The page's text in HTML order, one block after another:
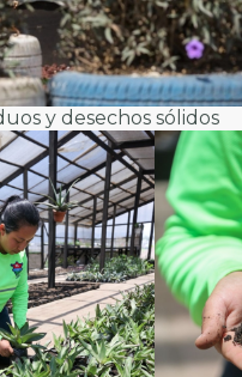
y desechos sólidos